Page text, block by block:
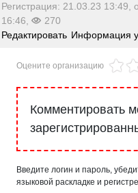
Регистрация: 21.03.23 13:49,
16:46,
270
Редактировать Информация
Оцените организацию
Комментировать
Введите логин и пароль,
языковой раскладке и